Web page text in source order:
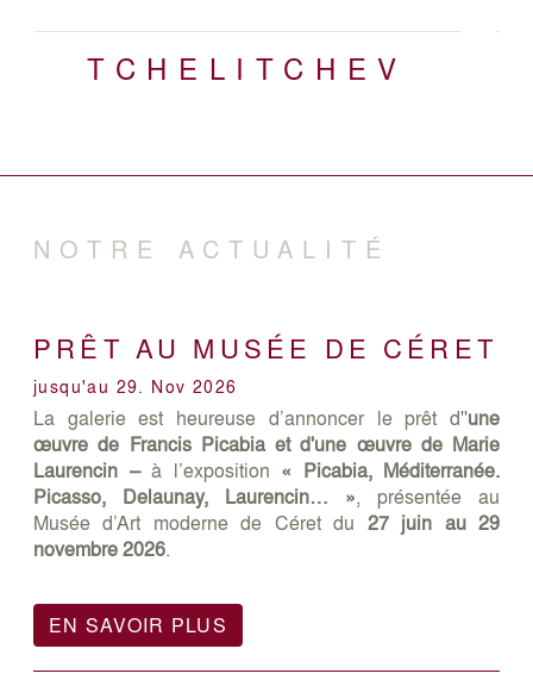
TCHELITCHEV
NOTRE ACTUALITÉ
PRÊT AU MUSÉE DE CÉRET
jusqu'au 29. Nov 2026
La galerie est heureuse d’annoncer le prêt d''une
œuvre de Francis Picabia et d'une œuvre de Marie
Laurencin –à l’exposition « Picabia, Méditerranée.
Picasso, Delaunay, Laurencin… », présentée au
Musée d’Art moderne de Céret du 27 juin au 29
novembre 2026.
EN SAVOIR PLUS